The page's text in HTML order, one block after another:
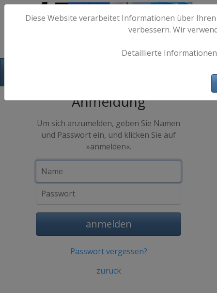
Anmeldung
Um sich anzumelden, geben Sie Namen
und Passwort ein, und klicken Sie auf
»anmelden«.
anmelden
Passwort vergessen?
zurück
Diese Website verarbeitet Informationen über
verbessern. Wir
Detaillierte